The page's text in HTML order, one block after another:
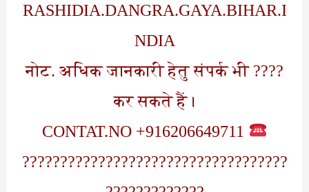
RASHIDIA.DANGRA.GAYA.BIHAR.I
NDIA
???? नोट. अधिक जानकारी हेतु संपर्क भी
कर सकते हैं।
???????????????????????????????????